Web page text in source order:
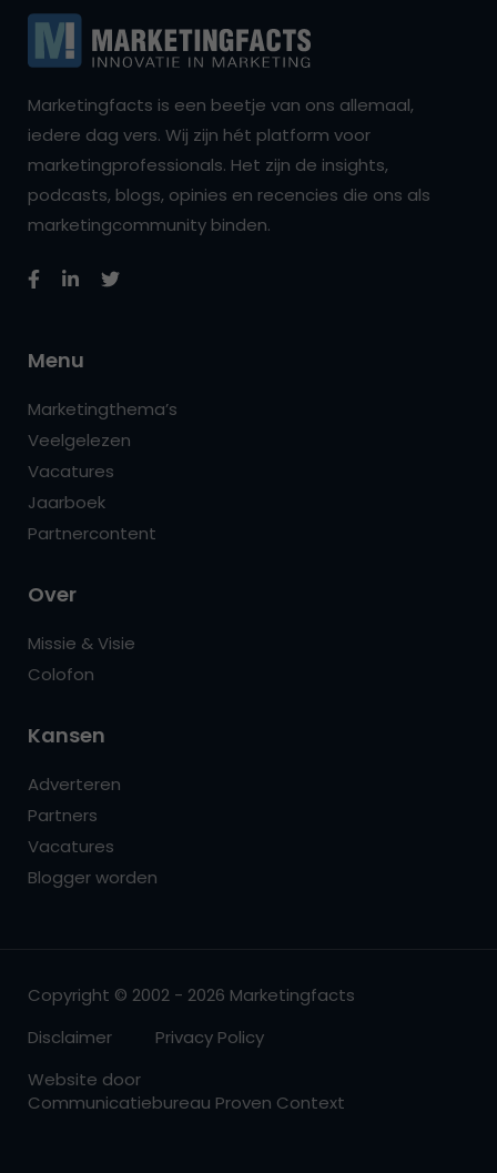
Marketingfacts is een beetje van ons allemaal,
iedere dag vers. Wij zijn hét platform voor
marketingprofessionals. Het zijn de insights,
podcasts, blogs, opinies en recencies die ons als
marketingcommunity binden.
Menu
Marketingthema’s
Veelgelezen
Vacatures
Jaarboek
Partnercontent
Over
Missie & Visie
Colofon
Kansen
Adverteren
Partners
Vacatures
Blogger worden
Copyright © 2002 - 2026 Marketingfacts
Disclaimer
Privacy Policy
Website door
Communicatiebureau Proven Context